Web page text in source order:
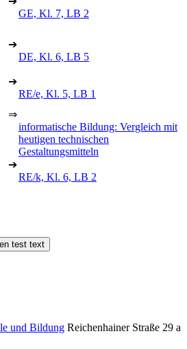
GE, Kl. 7, LB 2
➔
DE, Kl. 6, LB 5
➔
RE/e, Kl. 5, LB 1
⇒
informatische Bildung: Vergleich mit
heutigen technischen
Gestaltungsmitteln
➔
RE/k, Kl. 6, LB 2
test text
und Bildung Reichenhainer Straße 29 a